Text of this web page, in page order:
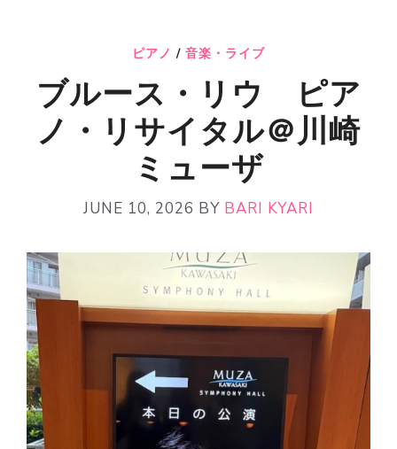
ピアノ / 音楽・ライブ
ブルース・リウ ピア
ノ・リサイタル＠川崎
ミューザ
JUNE 10, 2026 BY BARI KYARI